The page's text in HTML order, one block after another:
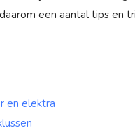
een aantal tips en
en elektra